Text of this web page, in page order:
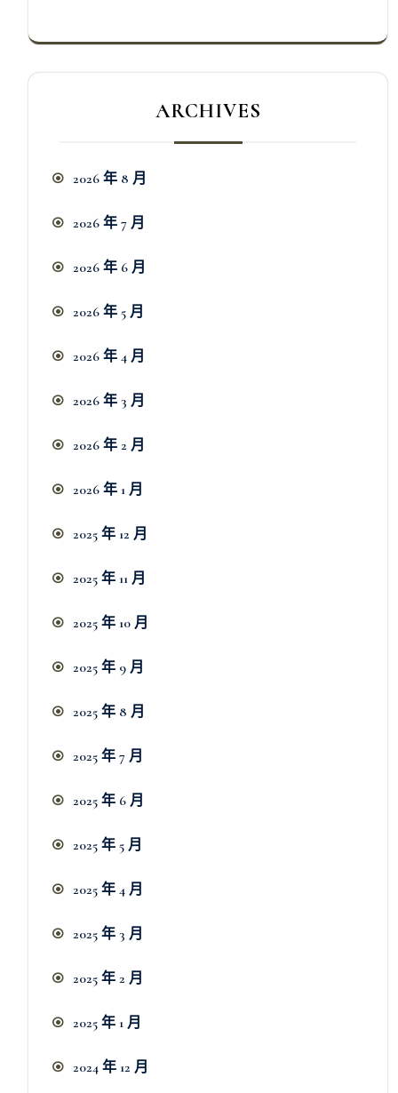
ARCHIVES
2026 年 8 月
2026 年 7 月
2026 年 6 月
2026 年 5 月
2026 年 4 月
2026 年 3 月
2026 年 2 月
2026 年 1 月
2025 年 12 月
2025 年 11 月
2025 年 10 月
2025 年 9 月
2025 年 8 月
2025 年 7 月
2025 年 6 月
2025 年 5 月
2025 年 4 月
2025 年 3 月
2025 年 2 月
2025 年 1 月
2024 年 12 月